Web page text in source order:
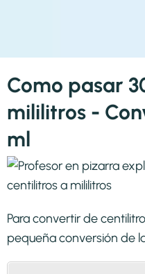
Como pasar
mililitros -
ml
Para convertir de
pequeña conversión de